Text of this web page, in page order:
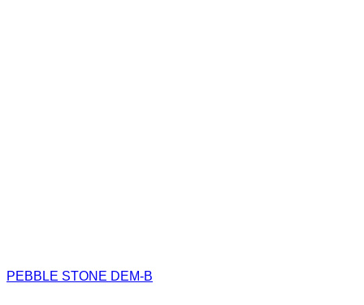
PEBBLE STONE DEM-B